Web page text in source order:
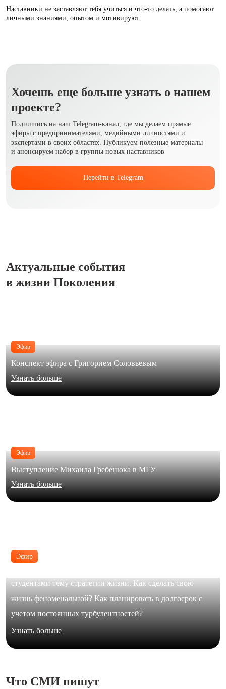
Наставники не заставляют тебя учиться и что‑то делать, а помогают
личными знаниями, опытом и мотивируют.
Хочешь еще больше узнать о нашем
проекте?
Подпишись на наш Telegram-канал, где мы делаем прямые
эфиры с предпринимателями, медийными личностями и
экспертами в своих областях. Публикуем полезные материалы
и анонсируем набор в группы новых наставников
Перейти в Telegram
Актуальные события
в жизни Поколения
Эфир
студентами тему стратегии жизни. Как сделать свою
жизнь феноменальной? Как планировать в долгосрок с
учетом постоянных турбулентностей?
Узнать больше
Эфир
Конспект эфира с Григорием Соловьевым
Узнать больше
Эфир
Выступление Михаила Гребенюка в МГУ
Узнать больше
Что СМИ пишут